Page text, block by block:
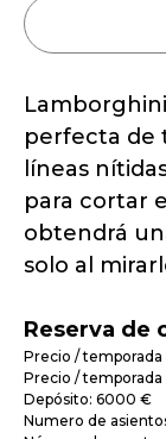
perfecta de
líneas
para cortar
obtendrá
solo al
Reserva de
Precio / temporada
Precio / temporada
Depósito: 6000 €
Numero de